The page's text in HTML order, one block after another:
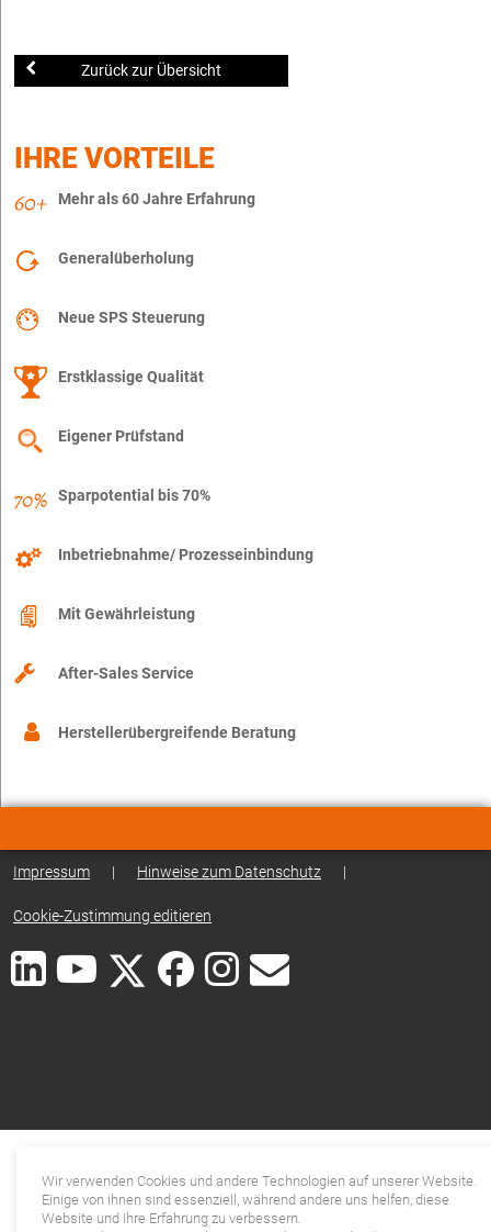
Zurück zur Übersicht
IHRE VORTEILE
Mehr als 60 Jahre Erfahrung
Generalüberholung
Neue SPS Steuerung
Erstklassige Qualität
Eigener Prüfstand
Sparpotential bis 70%
Inbetriebnahme/ Prozesseinbindung
Mit Gewährleistung
After-Sales Service
Herstellerübergreifende Beratung
Impressum | Hinweise zum Datenschutz |
Cookie-Zustimmung editieren
Wir verwenden Cookies und andere Technologien auf unserer Website.
Einige von ihnen sind essenziell, während andere uns helfen, diese
Website und Ihre Erfahrung zu verbessern.